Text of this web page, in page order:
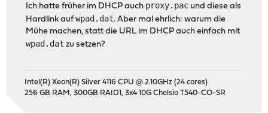
Ich hatte früher im DHCP auch proxy.pac und diese als
Hardlink aufwpad.dat. Aber mal ehrlich: warum die
Mühe machen, statt die URL im DHCP auch einfach mit
wpad.dat zu setzen?
Intel(R) Xeon(R) Silver 4116 CPU @ 2.10GHz (24 cores)
256 GB RAM, 300GB RAID1, 3x4 10G Chelsio T540-CO-SR